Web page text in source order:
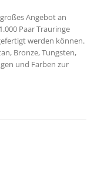
Angebot an
Paar Trauringe
werden können.
Bronze, Tungsten,
und Farben zur